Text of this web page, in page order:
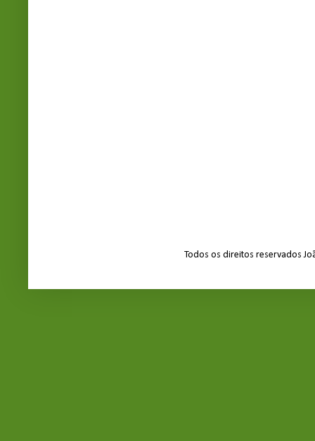
Todos os direitos reservados